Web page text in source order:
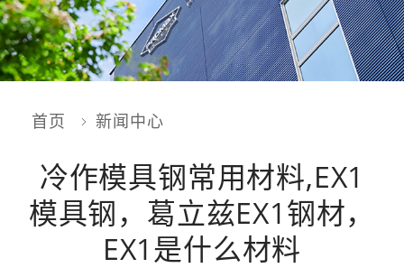
首页 新闻中心
冷作模具钢常用材料,EX1
模具钢，葛立兹EX1钢材，
EX1是什么材料